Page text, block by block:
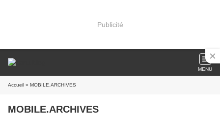
Publicité
MENU
Accueil » MOBILE.ARCHIVES
MOBILE.ARCHIVES